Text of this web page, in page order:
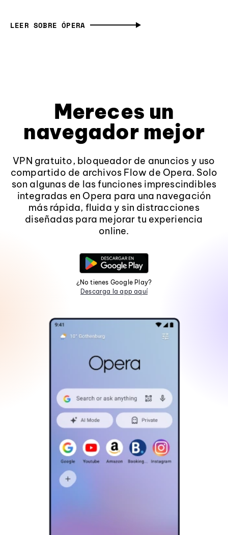
LEER SOBRE ÓPERA
Mereces un
navegador mejor
VPN gratuito, bloqueador de anuncios y uso
compartido de archivos Flow de Opera. Solo
son algunas de las funciones imprescindibles
integradas en Opera para una navegación
más rápida, fluida y sin distracciones
diseñadas para mejorar tu experiencia
online.
¿No tienes Google Play?
Descarga la app aquí